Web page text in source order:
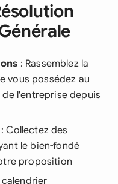
: Rassemblez la
vous possédez au
l'entreprise depuis
: Collectez des
le bien-fondé
proposition
calendrier